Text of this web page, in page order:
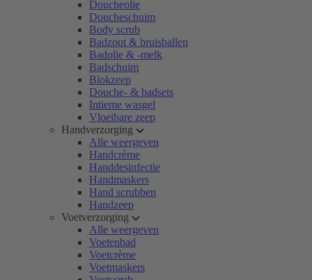
Doucheolie
Doucheschuim
Body scrub
Badzout & bruisballen
Badolie & -melk
Badschuim
Blokzeep
Douche- & badsets
Intieme wasgel
Vloeibare zeep
Handverzorging
Alle weergeven
Handcrème
Handdesinfectie
Handmaskers
Hand scrubben
Handzeep
Voetverzorging
Alle weergeven
Voetenbad
Voetcrème
Voetmaskers